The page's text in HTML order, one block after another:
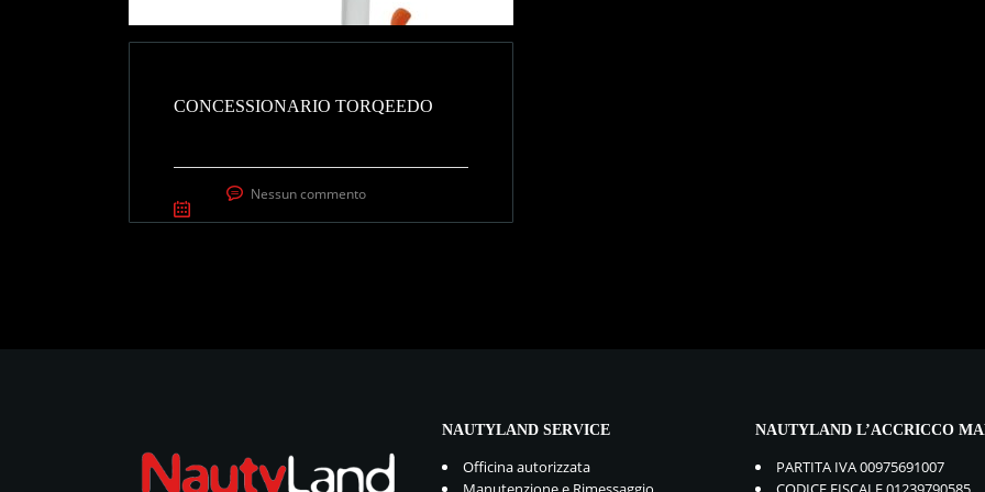
CONCESSIONARIO TORQEEDO
Nessun commento
NAUTYLAND SERVICE
Officina autorizzata
NAUTYLAND L’ACCRICCO
PARTITA IVA 00975691007